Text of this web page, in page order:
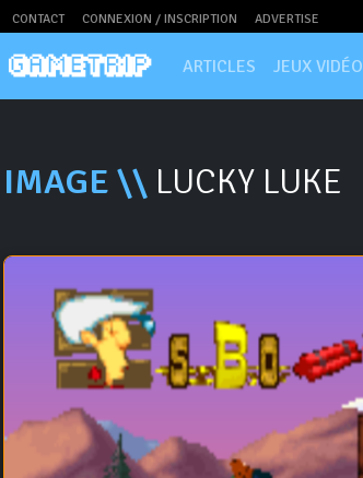
CONTACT CONNEXION / INSCRIPTION ADVERTISE
ARTICLES JEUX VIDÉO
IMAGE \\ LUCKY LUKE